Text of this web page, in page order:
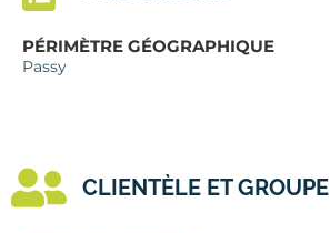
PÉRIMÈTRE GÉOGRAPHIQUE
Passy
CLIENTÈLE ET GROUPE